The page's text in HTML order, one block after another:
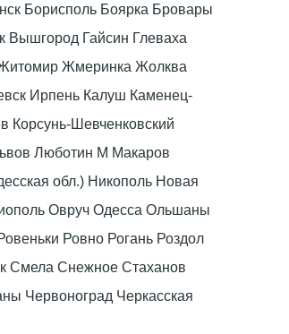
Борисполь Боярка Бровары
Вышгород Гайсин Глеваха
Житомир Жмеринка Жолква
Ирпень Калуш Каменец-
Корсунь-Шевченковский
Люботин М Макаров
обл.) Никополь Новая
Овруч Одесса Ольшаны
Ровно Рогань Роздол
Смела Снежное Стаханов
Червоноград Черкасская